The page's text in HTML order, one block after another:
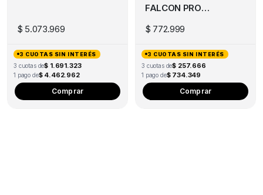
$ 5.073.969
3 CUOTAS SIN INTERÉS
3 cuotas de$ 1.691.323
1 pago de$ 4.462.962
Comprar
FALCON PRO
$ 772.999
3 CUOTAS SIN INTERÉS
3 cuotas de$ 257.666
1 pago de$ 734.349
Comprar